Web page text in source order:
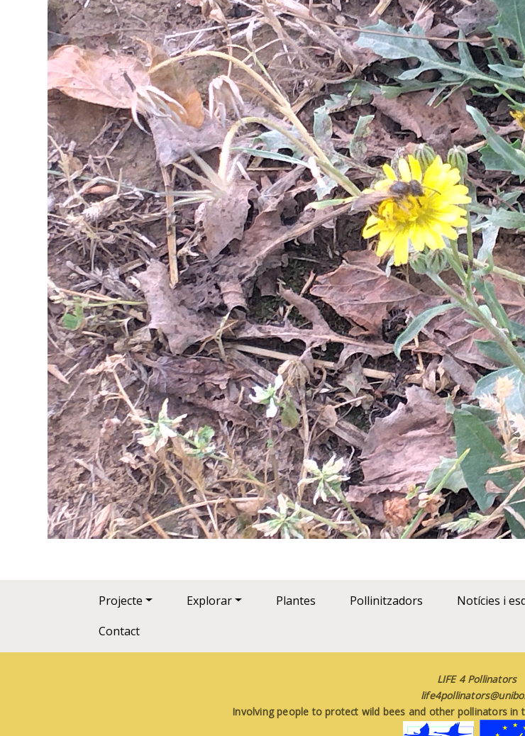
Main navigation
Projecte Explorar Plantes Pollinitzadors Notícies i
Contact
LIFE 4 Pollinators
Involving people to protect wild bees and other pollinators in